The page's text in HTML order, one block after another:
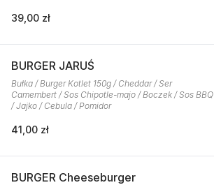
39,00 zł
BURGER JARUŚ
Bułka / Burger Kotlet 150g / Cheddar / Ser
Camembert / Sos Chipotle-majo / Boczek / Sos BBQ
/ Jajko / Cebula / Pomidor
41,00 zł
BURGER Cheeseburger